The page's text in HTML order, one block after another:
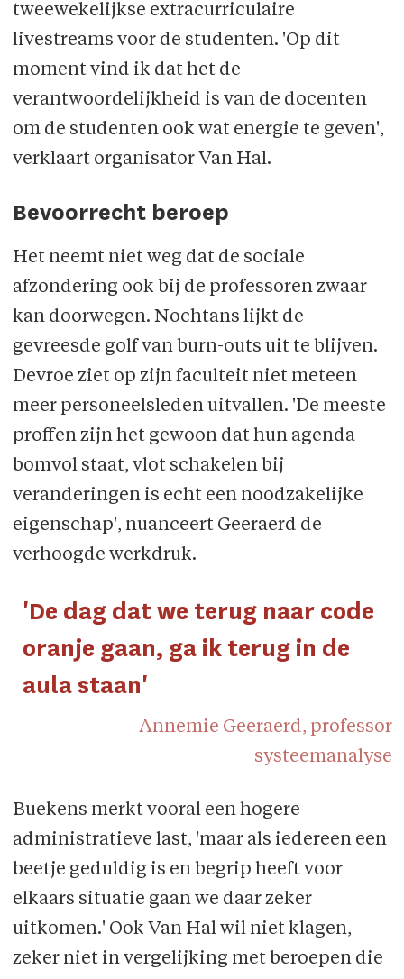
tweewekelijkse extracurriculaire
livestreams voor de studenten. 'Op dit
moment vind ik dat het de
verantwoordelijkheid is van de docenten
om de studenten ook wat energie te geven',
verklaart organisator Van Hal.
Bevoorrecht beroep
Het neemt niet weg dat de sociale
afzondering ook bij de professoren zwaar
kan doorwegen. Nochtans lijkt de
gevreesde golf van burn-outs uit te blijven.
Devroe ziet op zijn faculteit niet meteen
meer personeelsleden uitvallen. 'De meeste
proffen zijn het gewoon dat hun agenda
bomvol staat, vlot schakelen bij
veranderingen is echt een noodzakelijke
eigenschap', nuanceert Geeraerd de
verhoogde werkdruk.
'De dag dat we terug naar code
oranje gaan, ga ik terug in de
aula staan'
Annemie Geeraerd, professor
systeemanalyse
Buekens merkt vooral een hogere
administratieve last, 'maar als iedereen een
beetje geduldig is en begrip heeft voor
elkaars situatie gaan we daar zeker
uitkomen.' Ook Van Hal wil niet klagen,
zeker niet in vergelijking met beroepen die